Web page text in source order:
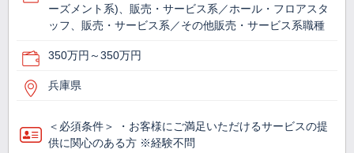
ーズメント系)、販売・サービス系／ホール・フロアスタ
ッフ、販売・サービス系／その他販売・サービス系職種
350万円～350万円
兵庫県
＜必須条件＞ ・お客様にご満足いただけるサービスの提
供に関心のある方 ※経験不問